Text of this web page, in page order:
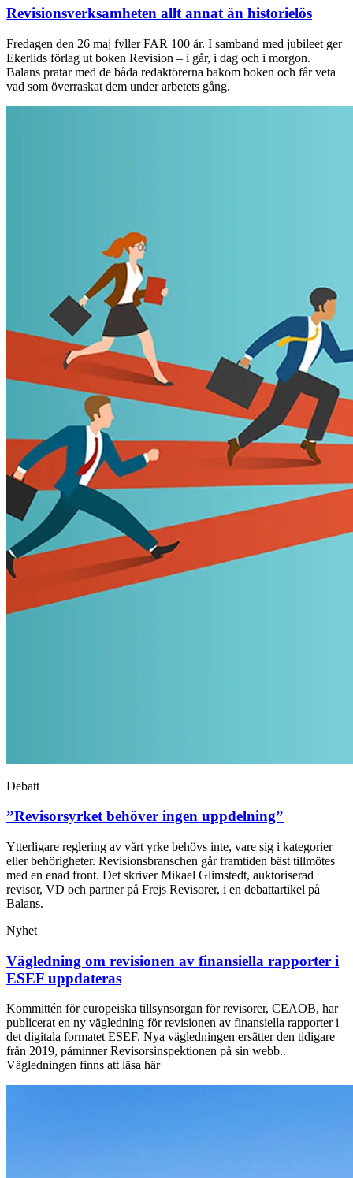
Revisionsverksamheten allt annat än historielös
Fredagen den 26 maj fyller FAR 100 år. I samband med jubileet ger
Ekerlids förlag ut boken Revision – i går, i dag och i morgon.
Balans pratar med de båda redaktörerna bakom boken och får veta
vad som överraskat dem under arbetets gång.
Debatt
”Revisorsyrket behöver ingen uppdelning”
Ytterligare reglering av vårt yrke behövs inte, vare sig i kategorier
eller behörigheter. Revisionsbranschen går framtiden bäst tillmötes
med en enad front. Det skriver Mikael Glimstedt, auktoriserad
revisor, VD och partner på Frejs Revisorer, i en debattartikel på
Balans.
Nyhet
Vägledning om revisionen av finansiella rapporter i
ESEF uppdateras
Kommittén för europeiska tillsynsorgan för revisorer, CEAOB, har
publicerat en ny vägledning för revisionen av finansiella rapporter i
det digitala formatet ESEF. Nya vägledningen ersätter den tidigare
från 2019, påminner Revisorsinspektionen på sin webb..
Vägledningen finns att läsa här